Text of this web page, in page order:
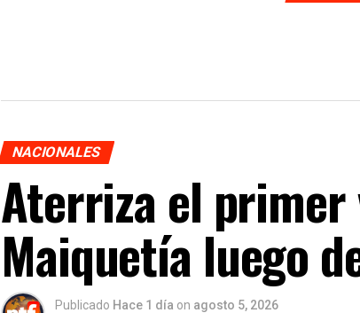
NACIONALES
Aterriza el primer
Maiquetía luego
Publicado Hace 1 día on agosto 5, 2026